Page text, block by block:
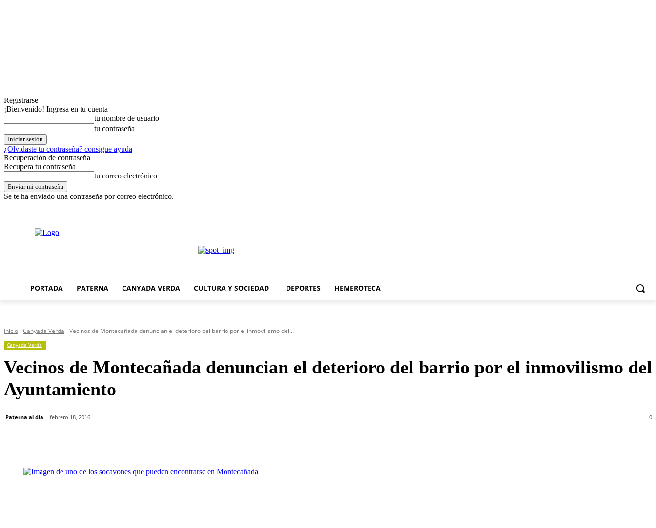
Registrarse
¡Bienvenido! Ingresa en tu cuenta
tu nombre de usuario
tu contraseña
¿Olvidaste tu contraseña? consigue ayuda
Recuperación de contraseña
Recupera tu contraseña
tu correo electrónico
Se te ha enviado una contraseña por correo electrónico.
PORTADA PATERNA CANYADA VERDA CULTURA Y SOCIEDAD DEPORTES HEMEROTECA
Inicio Canyada Verda Vecinos de Montecañada denuncian el deterioro del barrio por el inmovilismo del...
Canyada Verda
Vecinos de Montecañada denuncian el deterioro del barrio por el inmovilismo del
Ayuntamiento
Paterna al día febrero 18, 2016 0